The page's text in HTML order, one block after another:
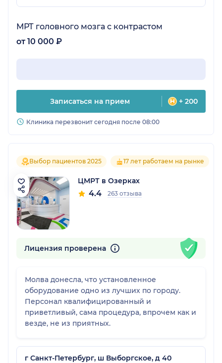
внутри, всё чистое и новое. Приятно
находиться. И я всё понимаю, но может
МРТ головного мозга с контрастом
от 10 000 ₽
Записаться на прием + 200
Клиника перезвонит сегодня после 08:00
Выбор пациентов 2025 17 лет работаем на рынке
ЦМРТ в Озерках
4.4 263 отзыва
Лицензия проверена
Молва донесла, что установленное
оборудование одно из лучших по городу.
Персонал квалифицированный и
приветливый, сама процедура, впрочем как и
везде, не из приятных.
г Санкт-Петербург, ш Выборгское, д 40